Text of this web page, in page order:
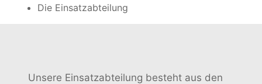
Die Einsatzabteilung
Unsere Einsatzabteilung besteht aus den